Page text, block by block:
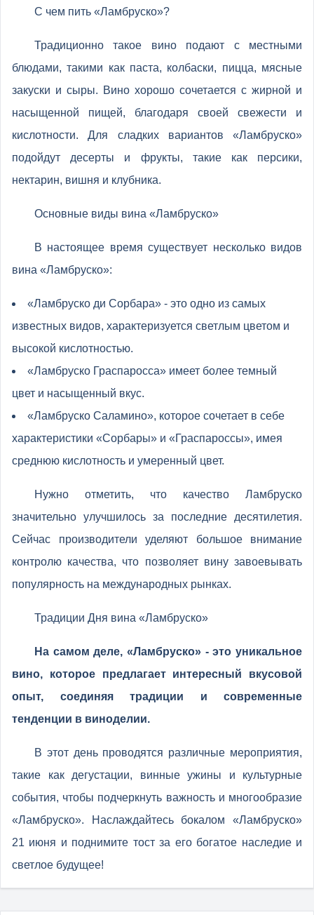
С чем пить «Ламбруско»?
Традиционно такое вино подают с местными
блюдами, такими как паста, колбаски, пицца, мясные
закуски и сыры. Вино хорошо сочетается с жирной и
насыщенной пищей, благодаря своей свежести и
кислотности. Для сладких вариантов «Ламбруско»
подойдут десерты и фрукты, такие как персики,
нектарин, вишня и клубника.
Основные виды вина «Ламбруско»
В настоящее время существует несколько видов
вина «Ламбруско»:
«Ламбруско ди Сорбара» - это одно из самых
известных видов, характеризуется светлым цветом и
высокой кислотностью.
«Ламбруско Граспаросса» имеет более темный
цвет и насыщенный вкус.
«Ламбруско Саламино», которое сочетает в себе
характеристики «Сорбары» и «Граспароссы», имея
среднюю кислотность и умеренный цвет.
Нужно отметить, что качество Ламбруско
значительно улучшилось за последние десятилетия.
Сейчас производители уделяют большое внимание
контролю качества, что позволяет вину завоевывать
популярность на международных рынках.
Традиции Дня вина «Ламбруско»
На самом деле, «Ламбруско» - это уникальное
вино, которое предлагает интересный вкусовой
опыт, соединяя традиции и современные
тенденции в виноделии.
В этот день проводятся различные мероприятия,
такие как дегустации, винные ужины и культурные
события, чтобы подчеркнуть важность и многообразие
«Ламбруско». Наслаждайтесь бокалом «Ламбруско»
21 июня и поднимите тост за его богатое наследие и
светлое будущее!